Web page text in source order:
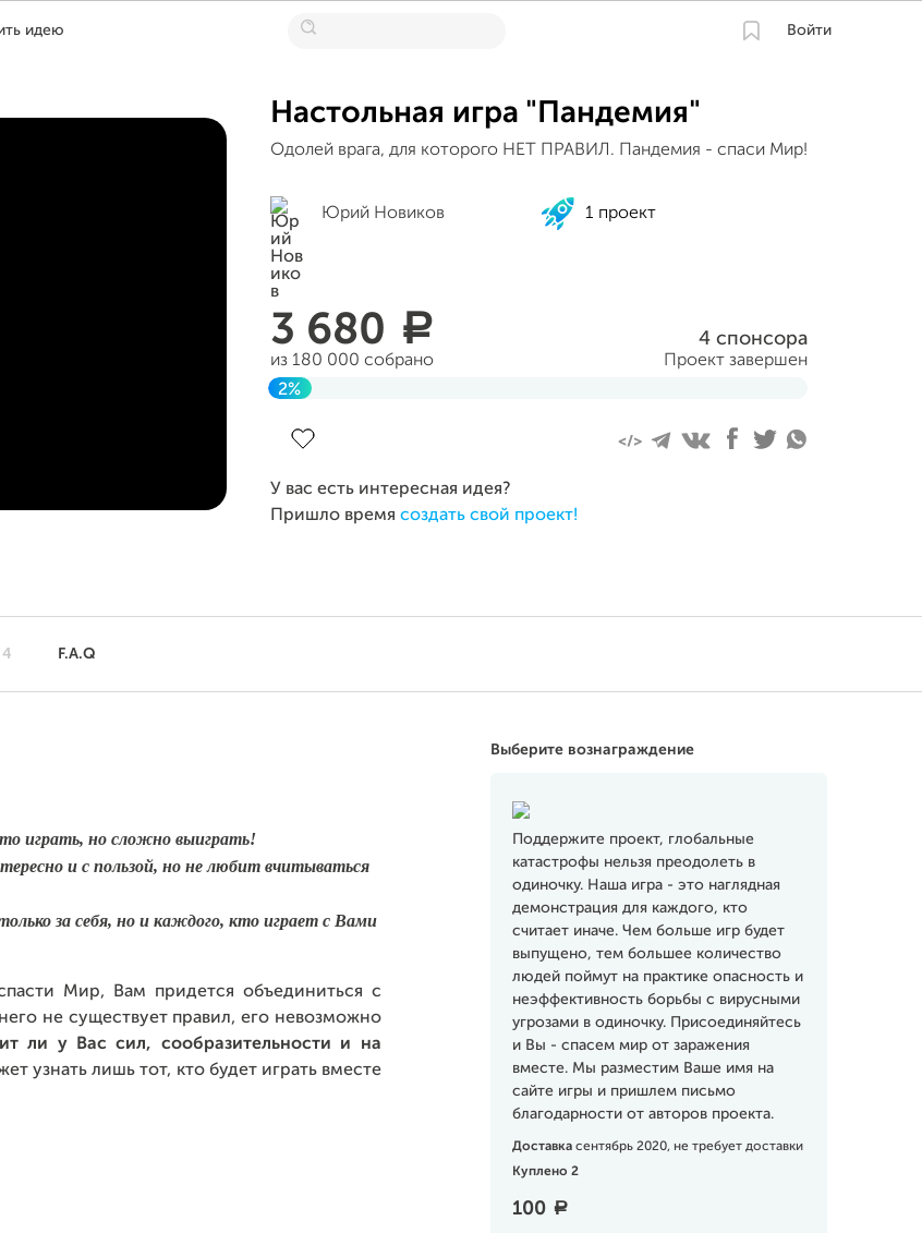
идею Войти
Настольная игра "Пандемия"
Одолей врага, для которого НЕТ ПРАВИЛ. Пандемия - спаси Мир!
Юрий Новиков 1 проект
3 680 a
из 180 000 собрано
4 спонсора
Проект завершен
2%
У вас есть интересная идея?
Пришло время создать свой проект!
4 F.A.Q
Выберите вознаграждение
Поддержите проект, глобальные
катастрофы нельзя преодолеть в
одиночку. Наша игра - это наглядная
демонстрация для каждого, кто
считает иначе. Чем больше игр будет
выпущено, тем большее количество
людей поймут на практике опасность и
неэффективность борьбы с вирусными
угрозами в одиночку. Присоединяйтесь
и Вы - спасем мир от заражения
вместе. Мы разместим Ваше имя на
сайте игры и пришлем письмо
благодарности от авторов проекта.
Доставка сентябрь 2020, не требует доставки
Куплено 2
100 a
играть, но сложно выиграть!
и с пользой, но не любит вчитываться
за себя, но и каждого, кто играет с Вами
Мир, Вам придется объединиться с
не существует правил, его невозможно
ли у Вас сил, сообразительности и на
узнать лишь тот, кто будет играть вместе